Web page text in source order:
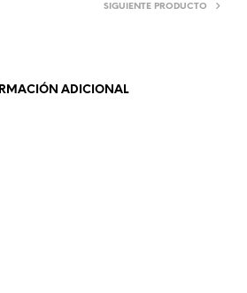
SIGUIENTE PRODUCTO
ADICIONAL